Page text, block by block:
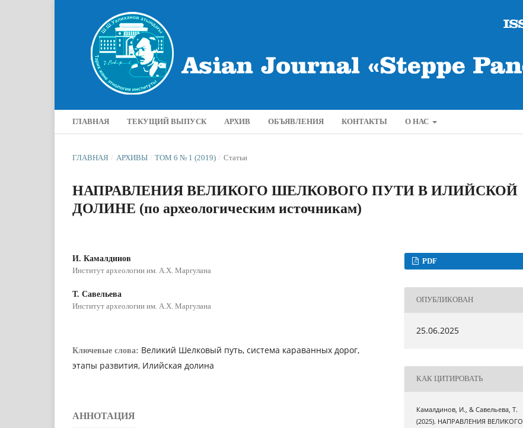
ГЛАВНАЯ ТЕКУЩИЙ ВЫПУСК АРХИВ ОБЪЯВЛЕНИЯ КОНТАКТЫ О НАС
ГЛАВНАЯ / АРХИВЫ / ТОМ 6 № 1 (2019) / Статьи
НАПРАВЛЕНИЯ ВЕЛИКОГО ШЕЛКОВОГО ПУТИ В ИЛИЙСКОЙ
ДОЛИНЕ (по археологическим источникам)
И. Камалдинов
Институт археологии им. А.Х. Маргулана
Т. Савельева
Институт археологии им. А.Х. Маргулана
Ключевые слова: Великий Шелковый путь, система караванных дорог,
этапы развития, Илийская долина
АННОТАЦИЯ
PDF
ОПУБЛИКОВАН
25.06.2025
КАК ЦИТИРОВАТЬ
Камалдинов, И., & Савельева, Т.
(2025). НАПРАВЛЕНИЯ ВЕЛИКОГО